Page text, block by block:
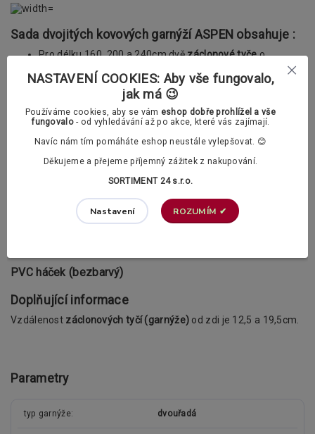
Sada dvojitých kovových garnýží ASPEN obsahuje :
Pro délku 160, 200 a 240cm dvězáclonové tyčeo
Pro délky 320, 400 a 480cm čtyřizáclonové tyčeo
průměru 19mm a to včetně příslušných spojek,
Dvě koncovky dle vlastního výběru + dvě koncovky LUNA
Žabky nebo PVC háčky dle vašeho výběru (vždy 1ks na
10cm garnýže),
větších délek již konzoly tři,
Příslušenství k upevnění garnýže (šrouby a hmoždinky)
Žabky a PVC háčky dle vašeho výběru :
PVC žabka (bezbarvá)
PVC háček (bezbarvý)
Doplňující informace
Vzdálenost záclonových tyčí (garnýže) od zdi je 12,5 a 19,5cm.
Parametry
typ garnýže dvouřadá
NASTAVENÍ COOKIES: Aby vše fungovalo,
jak má 😉
Používáme cookies, aby se vám eshop dobře prohlížel a vše
fungovalo- od vyhledávání až po akce, které vás zajímají.
Navíc nám tím pomáháte eshop neustále vylepšovat. 😊
Děkujeme a přejeme příjemný zážitek z nakupování.
SORTIMENT 24 s.r.o.
Nastavení ROZUMÍM ✔